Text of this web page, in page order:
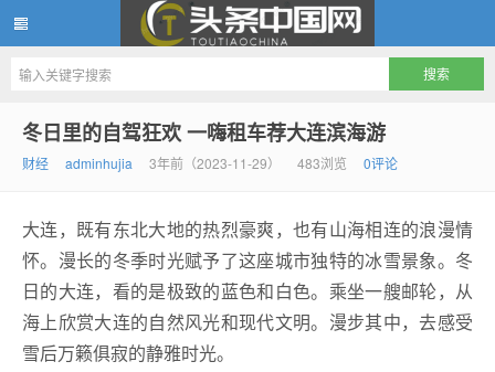
头条中国网
冬日里的自驾狂欢 一嗨租车荐大连滨海游
财经 adminhujia 3年前（2023-11-29） 483浏览 0评论
大连，既有东北大地的热烈豪爽，也有山海相连的浪漫情
怀。漫长的冬季时光赋予了这座城市独特的冰雪景象。冬
日的大连，看的是极致的蓝色和白色。乘坐一艘邮轮，从
海上欣赏大连的自然风光和现代文明。漫步其中，去感受
雪后万籁俱寂的静雅时光。